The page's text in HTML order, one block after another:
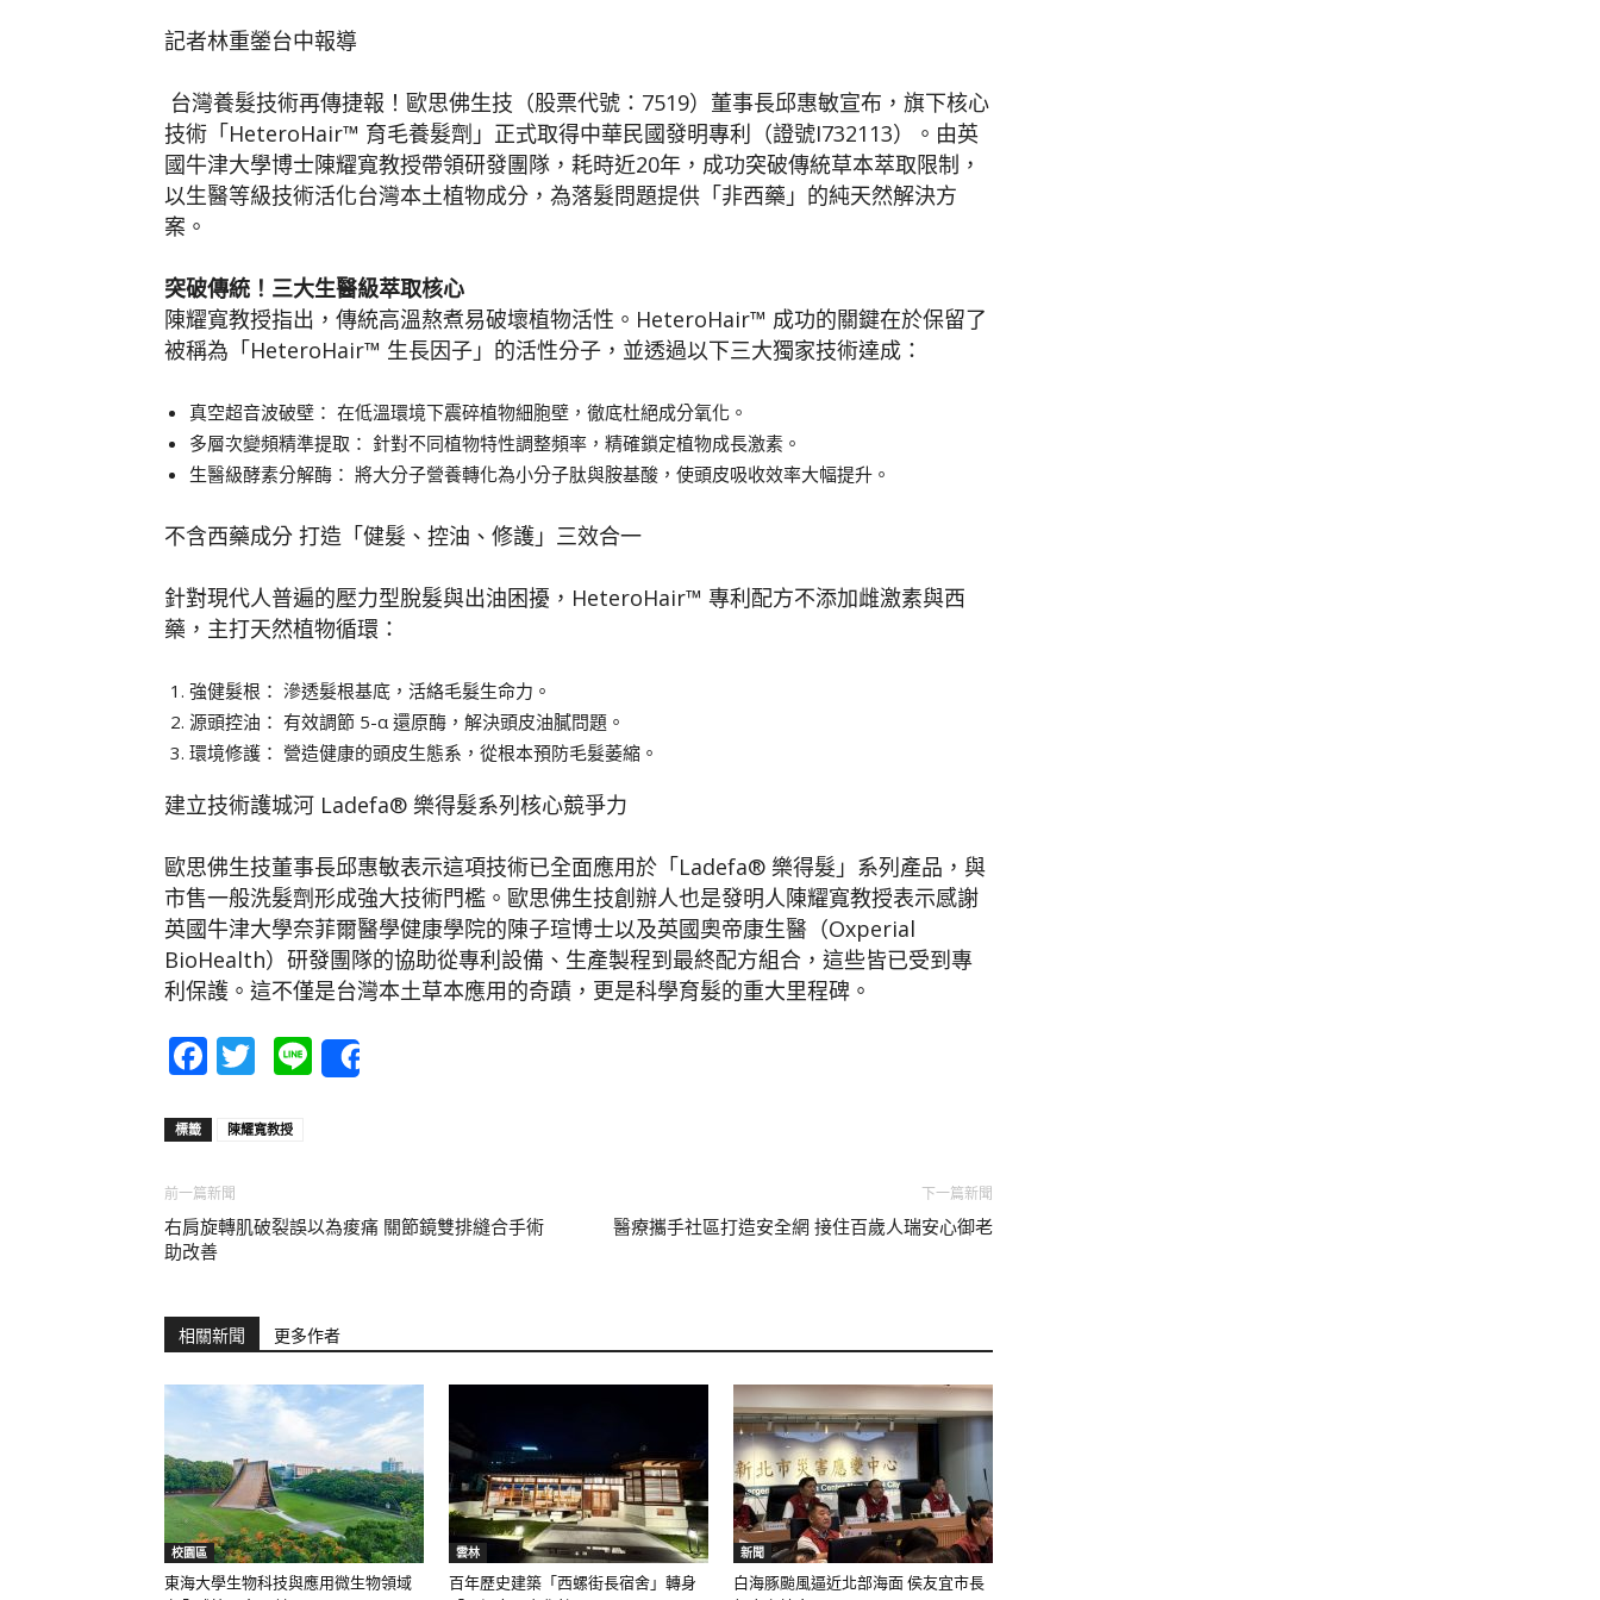
記者林重鎣台中報導
台灣養髮技術再傳捷報！歐思佛生技（股票代號：7519）董事長邱惠敏宣布，旗下核心
技術「HeteroHair™ 育毛養髮劑」正式取得中華民國發明專利（證號I732113）。由英
國牛津大學博士陳耀寬教授帶領研發團隊，耗時近20年，成功突破傳統草本萃取限制，
以生醫等級技術活化台灣本土植物成分，為落髮問題提供「非西藥」的純天然解決方
案。
突破傳統！三大生醫級萃取核心
陳耀寬教授指出，傳統高溫熬煮易破壞植物活性。HeteroHair™ 成功的關鍵在於保留了
被稱為「HeteroHair™ 生長因子」的活性分子，並透過以下三大獨家技術達成：
真空超音波破壁： 在低溫環境下震碎植物細胞壁，徹底杜絕成分氧化。
多層次變頻精準提取： 針對不同植物特性調整頻率，精確鎖定植物成長激素。
生醫級酵素分解酶： 將大分子營養轉化為小分子肽與胺基酸，使頭皮吸收效率大幅提升。
不含西藥成分 打造「健髮、控油、修護」三效合一
針對現代人普遍的壓力型脫髮與出油困擾，HeteroHair™ 專利配方不添加雌激素與西
藥，主打天然植物循環：
強健髮根： 滲透髮根基底，活絡毛髮生命力。
源頭控油： 有效調節 5-α 還原酶，解決頭皮油膩問題。
環境修護： 營造健康的頭皮生態系，從根本預防毛髮萎縮。
建立技術護城河 Ladefa® 樂得髮系列核心競爭力
歐思佛生技董事長邱惠敏表示這項技術已全面應用於「Ladefa® 樂得髮」系列產品，與
市售一般洗髮劑形成強大技術門檻。歐思佛生技創辦人也是發明人陳耀寬教授表示感謝
英國牛津大學奈菲爾醫學健康學院的陳子瑄博士以及英國奧帝康生醫（Oxperial
BioHealth）研發團隊的協助從專利設備、生產製程到最終配方組合，這些皆已受到專
利保護。這不僅是台灣本土草本應用的奇蹟，更是科學育髮的重大里程碑。
Facebook
Twitter
Line
標籤 陳耀寬教授
前一篇新聞
右肩旋轉肌破裂誤以為痠痛 關節鏡雙排縫合手術
助改善
下一篇新聞
醫療攜手社區打造安全網 接住百歲人瑞安心御老
相關新聞 更多作者
校園區
東海大學生物科技與應用微生物領域
雲林
百年歷史建築「西螺街長宿舍」轉身
新聞
白海豚颱風逼近北部海面 侯友宜市長